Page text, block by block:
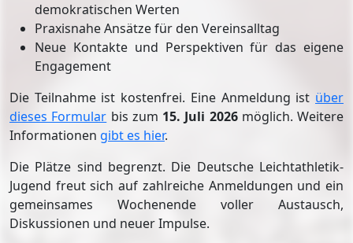
demokratischen Werten
Praxisnahe Ansätze für den Vereinsalltag
Neue Kontakte und Perspektiven für das eigene
Engagement
Die Teilnahme ist kostenfrei. Eine Anmeldung ist über
dieses Formular bis zum 15. Juli 2026möglich. Weitere
Informationen gibt es hier.
Die Plätze sind begrenzt. Die Deutsche Leichtathletik-
Jugend freut sich auf zahlreiche Anmeldungen und ein
gemeinsames Wochenende voller Austausch,
Diskussionen und neuer Impulse.